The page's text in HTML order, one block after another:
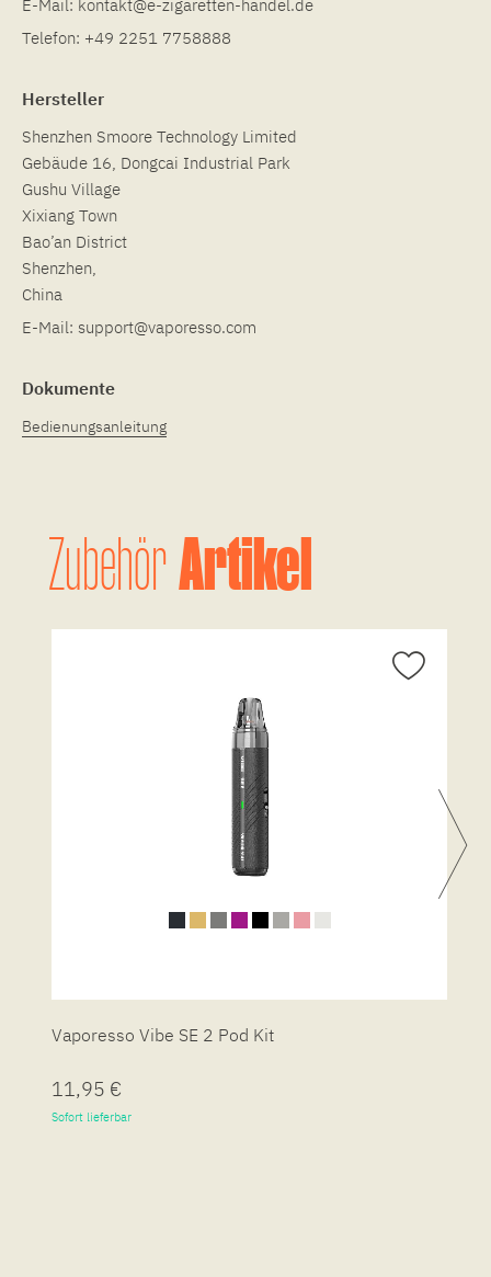
E-Mail: kontakt@e-zigaretten-handel.de
Telefon: +49 2251 7758888
Hersteller
Shenzhen Smoore Technology Limited
Gebäude 16, Dongcai Industrial Park
Gushu Village
Xixiang Town
Bao’an District
Shenzhen,
China
E-Mail: support@vaporesso.com
Dokumente
Bedienungsanleitung
ZubehörArtikel
Vaporesso Vibe SE 2 Pod Kit
11,95 €
Sofort lieferbar